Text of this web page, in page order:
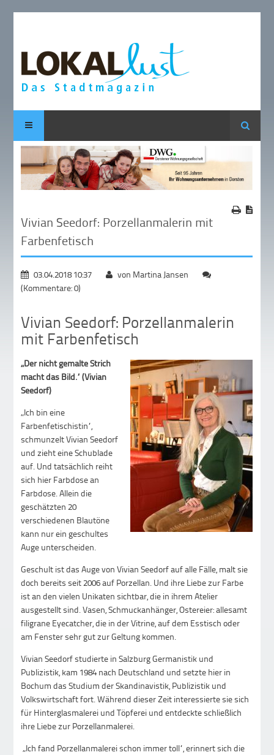
Suche
Vivian Seedorf: Porzellanmalerin mit
Farbenfetisch
03.04.2018 10:37
von Martina Jansen
(Kommentare: 0)
Vivian Seedorf: Porzellanmalerin
mit Farbenfetisch
„Der nicht gemalte Strich
macht das Bild.“ (Vivian
Seedorf)
„Ich bin eine
Farbenfetischistin“,
schmunzelt Vivian Seedorf
und zieht eine Schublade
auf. Und tatsächlich reiht
sich hier Farbdose an
Farbdose. Allein die
geschätzten 20
verschiedenen Blautöne
kann nur ein geschultes
Auge unterscheiden.
Geschult ist das Auge von Vivian Seedorf auf alle Fälle, malt sie
doch bereits seit 2006 auf Porzellan. Und ihre Liebe zur Farbe
ist an den vielen Unikaten sichtbar, die in ihrem Atelier
ausgestellt sind. Vasen, Schmuckanhänger, Ostereier: allesamt
filigrane Eyecatcher, die in der Vitrine, auf dem Esstisch oder
am Fenster sehr gut zur Geltung kommen.
Vivian Seedorf studierte in Salzburg Germanistik und
Publizistik, kam 1984 nach Deutschland und setzte hier in
Bochum das Studium der Skandinavistik, Publizistik und
Volkswirtschaft fort. Während dieser Zeit interessierte sie sich
für Hinterglasmalerei und Töpferei und entdeckte schließlich
ihre Liebe zur Porzellanmalerei.
„Ich fand Porzellanmalerei schon immer toll“, erinnert sich die